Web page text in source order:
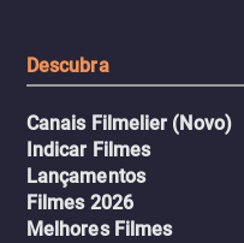
Descubra
Canais Filmelier (Novo)
Indicar Filmes
Lançamentos
Filmes 2026
Melhores Filmes